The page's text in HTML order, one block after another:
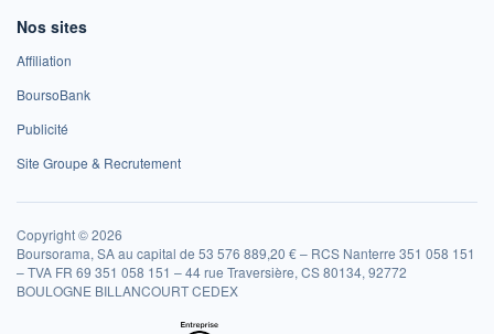
Nos sites
Affiliation
BoursoBank
Publicité
Site Groupe & Recrutement
Copyright © 2026
Boursorama, SA au capital de 53 576 889,20 € – RCS Nanterre 351 058 151
– TVA FR 69 351 058 151 – 44 rue Traversière, CS 80134, 92772
BOULOGNE BILLANCOURT CEDEX